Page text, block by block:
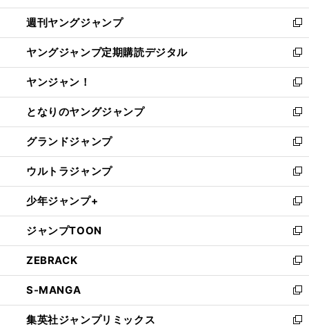
開
く
ウ
で
開
く
ン
ド
ウ
で
開
く
ウ
ィ
ン
ド
ウ
で
開
く
週刊ヤングジャンプ
新
し
い
ウ
ィ
ン
ド
ウ
で
開
く
ヤングジャンプ定期購読デジタル
新
し
い
ウ
ィ
ン
ド
ウ
で
開
く
ヤンジャン！
新
し
い
ウ
ィ
ン
ド
ウ
で
開
く
となりのヤングジャンプ
新
し
い
ウ
ィ
ン
ド
ウ
で
開
く
グランドジャンプ
新
し
い
ウ
ィ
ン
ド
ウ
で
開
く
ウルトラジャンプ
新
し
い
ウ
ィ
ン
ド
ウ
で
開
く
少年ジャンプ+
新
し
い
ウ
ィ
ン
ド
ウ
で
ジャンプTOON
新
し
い
ウ
ィ
ン
ド
ZEBRACK
新
し
い
ウ
ィ
S-MANGA
新
し
い
集英社ジャンプリミックス 新